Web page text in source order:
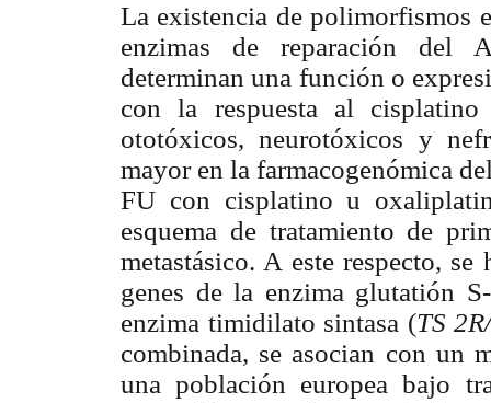
La existencia de polimorfismos
enzimas de reparación del
determinan una función o
con la respuesta al
ototóxicos, neurotóxicos y
mayor en la farmacogenómica
FU con cisplatino u
esquema de tratamiento de
metastásico. A este respecto,
genes de la enzima glutatión
enzima timidilato sintasa (TS
combinada, se asocian con un
una población europea bajo